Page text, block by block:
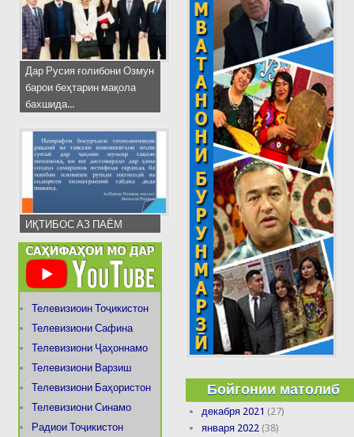
Дар Русия ғолибони Озмун
барои беҳтарин мақола
бахшида...
ИҚТИБОС АЗ ПАЁМ
Телевизиоин Тоҷикистон
Телевизиони Сафина
Телевизиони Ҷаҳоннамо
Телевизиони Варзиш
Телевизиони Баҳористон
Телевизиони Синамо
Радиои Тоҷикистон
Бойгонии матолиб
декабря 2021 (27)
января 2022 (38)